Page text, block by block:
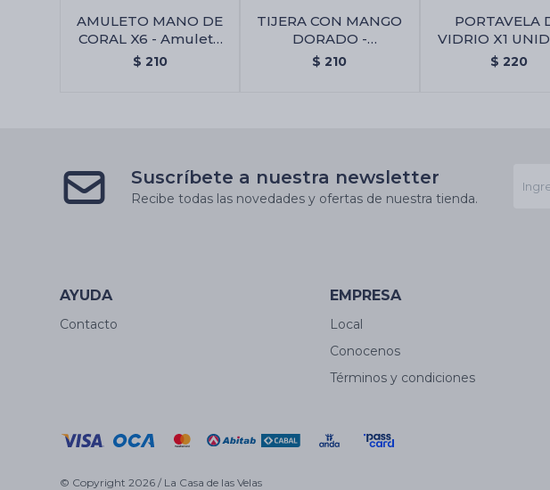
AMULETO MANO DE
CORAL X6 - Amuleto
Mano De Coral X6
$ 210
TIJERA CON MANGO
DORADO -
Gp154/23cm
$ 210
PORTAVELA
VIDRIO X1
Gp126/
$ 220
Suscríbete a nuestra newsletter
Recibe todas las novedades y ofertas de nuestra tienda.
AYUDA
Contacto
EMPRESA
Local
Conocenos
Términos y condiciones
© Copyright 2026 / La Casa de las Velas